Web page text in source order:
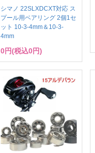
シマノ 22SLXDCXT対応 ス
プール用ベアリング 2個1セ
ット 10-3-4mm＆10-3-
4mm
0円(税込0円)